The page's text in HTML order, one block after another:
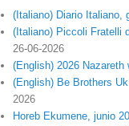
(Italiano) Diario Italiano,
(Italiano) Piccoli Fratelli
26-06-2026
(English) 2026 Nazareth
(English) Be Brothers
2026
Horeb Ekumene, junio